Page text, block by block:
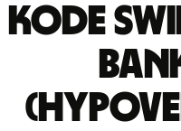
Kode